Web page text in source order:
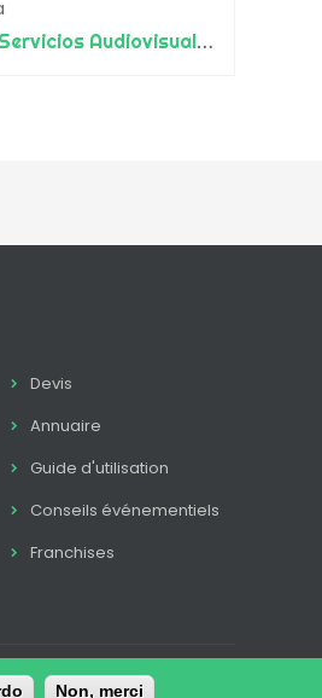
Eikonos Servicios Audiovisuales
Devis
Annuaire
Guide d'utilisation
Conseils événementiels
Franchises
de contratation
Non, merci